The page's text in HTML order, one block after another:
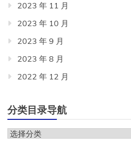
2023 年 11 月
2023 年 10 月
2023 年 9 月
2023 年 8 月
2022 年 12 月
分类目录导航
分